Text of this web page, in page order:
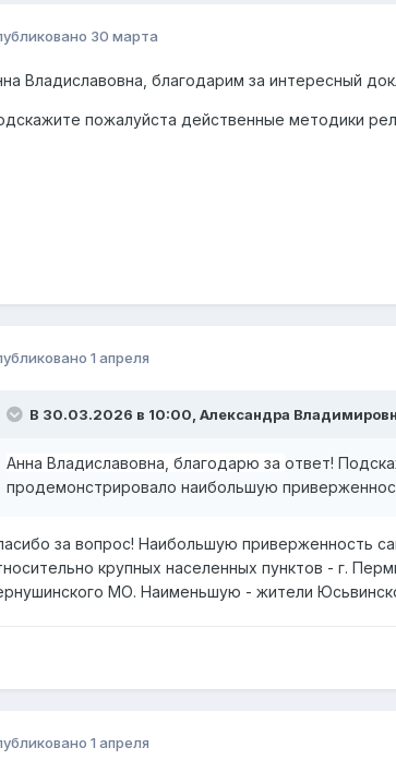
30 марта
Владиславовна, благодарим за интересный
пожалуйста действенные методики
1 апреля
В 30.03.2026 в 10:00, Александра
Анна Владиславовна, благодарю за ответ!
продемонстрировало наибольшую
за вопрос! Наибольшую приверженность
крупных населенных пунктов - г.
МО. Наименьшую - жители
1 апреля